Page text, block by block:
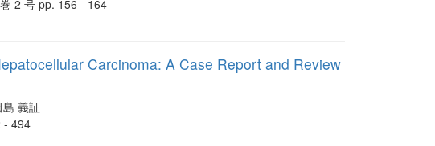
2 号 pp. 156 - 164
Carcinoma: A Case Report and Review
義証
- 494